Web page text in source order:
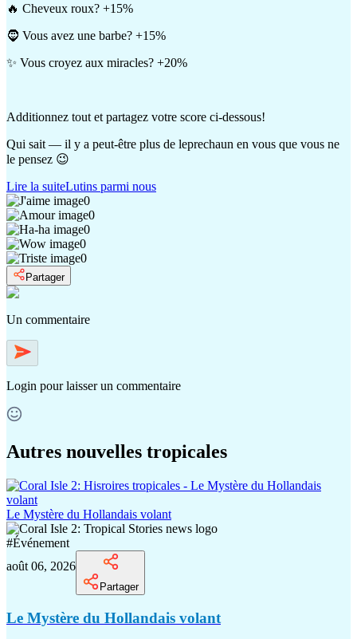
🔥 Cheveux roux? +15%
🧔 Vous avez une barbe? +15%
✨ Vous croyez aux miracles? +20%
Additionnez tout et partagez votre score ci-dessous!
Qui sait — il y a peut-être plus de leprechaun en vous que vous ne
le pensez 😉
Lire la suiteLutins parmi nous
0
0
0
0
0
Partager
Un commentaire
Login pour laisser un commentaire
Autres nouvelles tropicales
Le Mystère du Hollandais volant
#Événement
août 06, 2026
Partager
Le Mystère du Hollandais volant